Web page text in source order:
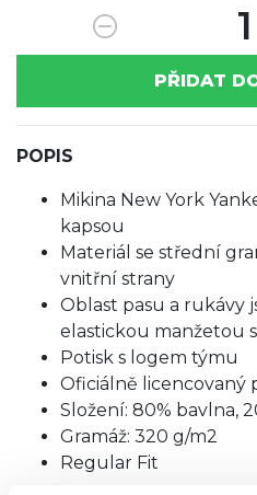
1
PŘIDAT
POPIS
Mikina New York
kapsou
Materiál se střední
vnitřní strany
Oblast pasu a rukávy
elastickou manžetou
Potisk s logem týmu
Oficiálně licencovaný
Složení: 80% bavlna,
Gramáž: 320 g/m2
Regular Fit